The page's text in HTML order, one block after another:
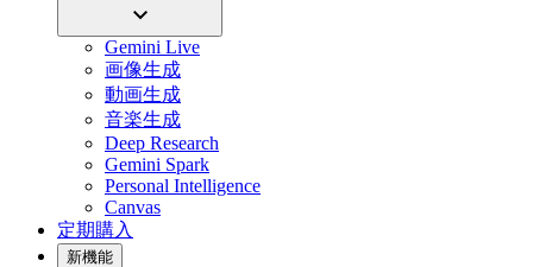
Gemini Live
画像生成
動画生成
音楽生成
Deep Research
Gemini Spark
Personal Intelligence
Canvas
定期購入
新機能